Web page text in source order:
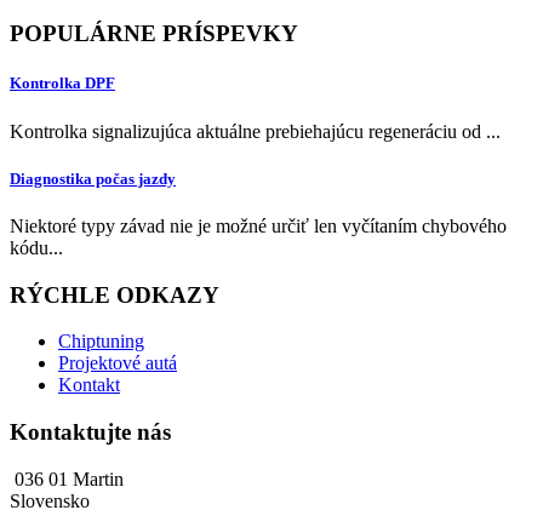
POPULÁRNE PRÍSPEVKY
Kontrolka DPF
Kontrolka signalizujúca aktuálne prebiehajúcu regeneráciu od ...
Diagnostika počas jazdy
Niektoré typy závad nie je možné určiť len vyčítaním chybového
kódu...
RÝCHLE ODKAZY
Chiptuning
Projektové autá
Kontakt
Kontaktujte nás
036 01 Martin
Slovensko